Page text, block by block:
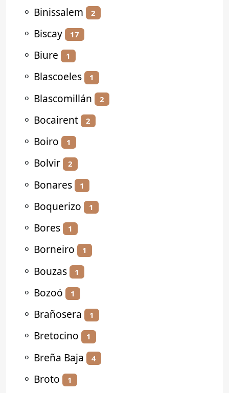
⚬ Binissalem 2
⚬ Biscay 17
⚬ Biure 1
⚬ Blascoeles 1
⚬ Blascomillán 2
⚬ Bocairent 2
⚬ Boiro 1
⚬ Bolvir 2
⚬ Bonares 1
⚬ Boquerizo 1
⚬ Bores 1
⚬ Borneiro 1
⚬ Bouzas 1
⚬ Bozoó 1
⚬ Brañosera 1
⚬ Bretocino 1
⚬ Breña Baja 4
⚬ Broto 1